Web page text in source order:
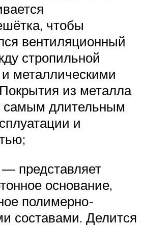
чтобы
вентиляционный
стропильной
металлическими
из металла
самым длительным
и
представляет
основание,
полимерно-
составами. Делится